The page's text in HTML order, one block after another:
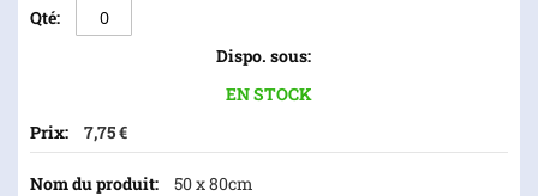
produit
groupé
EN STOCK
7,75 €
50 x 80cm
gallery